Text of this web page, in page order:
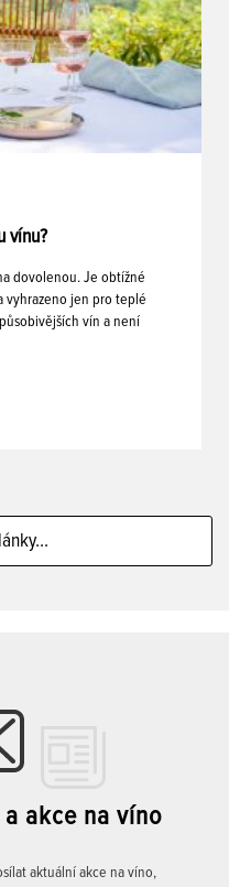
vínu?
dovolenou. Je obtížné
vyhrazeno jen pro teplé
vín a není
akce na víno
aktuální akce na víno,